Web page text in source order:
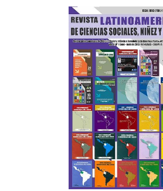
Barra
lateral
del
artículo